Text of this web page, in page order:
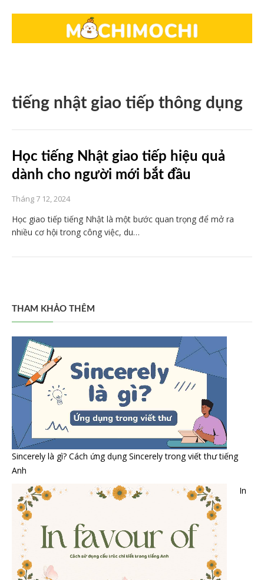
tiếng nhật giao tiếp thông dụng
Học tiếng Nhật giao tiếp hiệu quả
dành cho người mới bắt đầu
Tháng 7 12, 2024
Học giao tiếp tiếng Nhật là một bước quan trọng để mở ra
nhiều cơ hội trong công việc, du…
THAM KHẢO THÊM
Sincerely là gì? Cách ứng dụng Sincerely trong viết thư tiếng
Anh
In